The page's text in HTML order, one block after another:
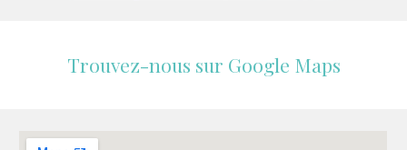
Trouvez-nous sur Google Maps